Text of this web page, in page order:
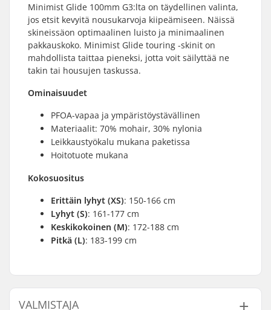
Minimist Glide 100mm G3:lta on täydellinen valinta,
jos etsit kevyitä nousukarvoja kiipeämiseen. Näissä
skineissäon optimaalinen luisto ja minimaalinen
pakkauskoko. Minimist Glide touring -skinit on
mahdollista taittaa pieneksi, jotta voit säilyttää ne
takin tai housujen taskussa.
Ominaisuudet
PFOA-vapaa ja ympäristöystävällinen
Materiaalit: 70% mohair, 30% nylonia
Leikkaustyökalu mukana paketissa
Hoitotuote mukana
Kokosuositus
Erittäin lyhyt (XS): 150-166 cm
Lyhyt (S): 161-177 cm
Keskikokoinen (M): 172-188 cm
Pitkä (L): 183-199 cm
VALMISTAJA